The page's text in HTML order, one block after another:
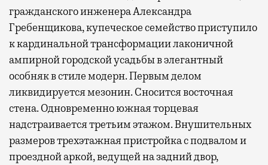
гражданского инженера Александра
Гребенщикова, купеческое семейство приступило
к кардинальной трансформации лаконичной
ампирной городской усадьбы в элегантный
особняк в стиле модерн. Первым делом
ликвидируется мезонин. Сносится восточная
стена. Одновременно южная торцевая
надстраивается третьим этажом. Внушительных
размеров трехэтажная пристройка с подвалом и
проездной аркой, ведущей на задний двор,